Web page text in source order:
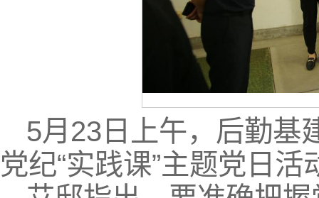
5月23日上午，后勤基
党纪“实践课”主题党日